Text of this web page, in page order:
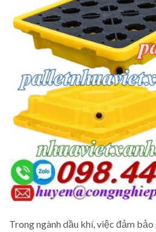
Trong ngành dầu khí, việc đảm